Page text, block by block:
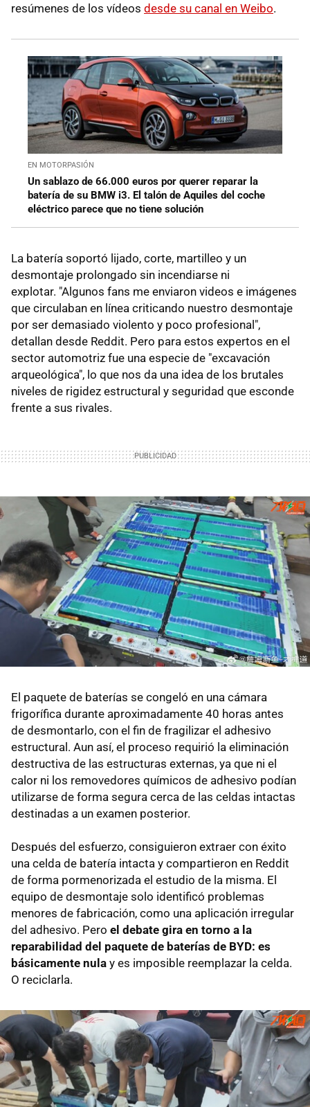
resúmenes de los vídeos desde su canal en Weibo.
EN MOTORPASIÓN
Un sablazo de 66.000 euros por querer reparar la
batería de su BMW i3. El talón de Aquiles del coche
eléctrico parece que no tiene solución
La batería soportó lijado, corte, martilleo y un
desmontaje prolongado sin incendiarse ni
explotar. "Algunos fans me enviaron videos e imágenes
que circulaban en línea criticando nuestro desmontaje
por ser demasiado violento y poco profesional",
detallan desde Reddit. Pero para estos expertos en el
sector automotriz fue una especie de "excavación
arqueológica", lo que nos da una idea de los brutales
niveles de rigidez estructural y seguridad que esconde
frente a sus rivales.
El paquete de baterías se congeló en una cámara
frigorífica durante aproximadamente 40 horas antes
de desmontarlo, con el fin de fragilizar el adhesivo
estructural. Aun así, el proceso requirió la eliminación
destructiva de las estructuras externas, ya que ni el
calor ni los removedores químicos de adhesivo podían
utilizarse de forma segura cerca de las celdas intactas
destinadas a un examen posterior.
Después del esfuerzo, consiguieron extraer con éxito
una celda de batería intacta y compartieron en Reddit
de forma pormenorizada el estudio de la misma. El
equipo de desmontaje solo identificó problemas
menores de fabricación, como una aplicación irregular
del adhesivo. Pero el debate gira en torno a l a
reparabilidad del paquete de baterías de BYD: es
básicamente nula y es imposible reemplazar la celda.
O reciclarla.